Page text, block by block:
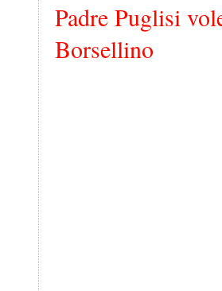
Padre Puglisi
Borsellino